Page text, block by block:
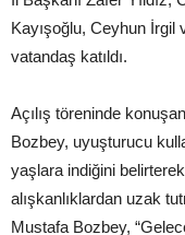
Kayışoğlu, Ceyhun İrgil
vatandaş katıldı.
Açılış töreninde
Bozbey, uyuşturucu
yaşlara indiğini
alışkanlıklardan uzak
Mustafa Bozbey,